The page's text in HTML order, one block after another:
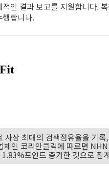
인 결과 보고를 지원합니다.
행합니다.
상 최대의 검색점유율을 기록
인 코리안클릭에 따르면
포인트 증가한 것으로 집